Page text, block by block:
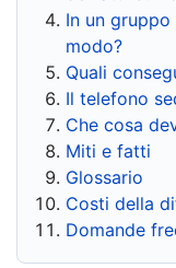
In un
modo?
Quali
Il telefono
Che cosa
Miti e fatti
Glossario
Costi della
Domande